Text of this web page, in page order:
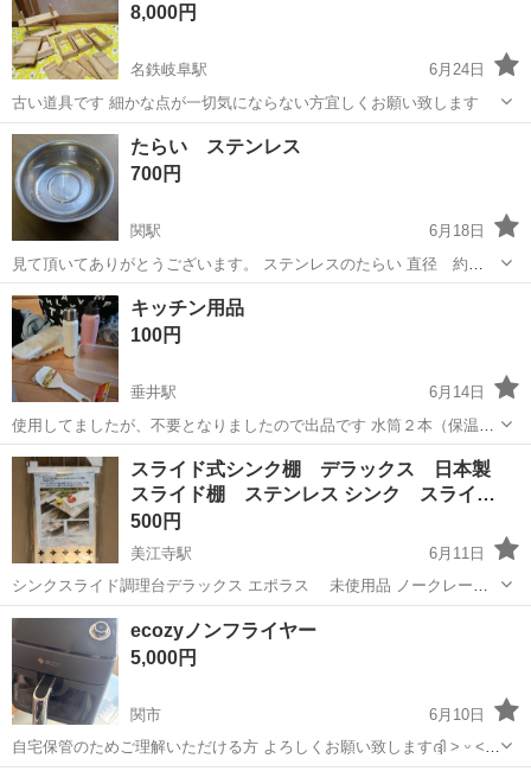
車製造に関わる諸作...8,000円
名鉄岐阜駅
6月24日
古い道具です 細かな点が一切気にならない方宜しくお願い致します
岐阜 岐阜市 名鉄岐阜駅
たらい ステンレス
700円
関駅
6月18日
見て頂いてありがとうございます。 ステンレスのたらい 直径 約
32cm 深さ 約11cm キズ、汚れあります。 細かいことを気になさら
ない方のみよろしくお願い致します。
岐阜 関市 調理器具
キッチン用品
100円
垂井駅
6月14日
使用してましたが、不要となりましたので出品です 水筒２本（保温で
きません） しゃもじ（未使用） 氷つくる製氷機2個
岐阜 不破郡 垂井駅 調理器具 用品
スライド式シンク棚 デラックス 日本製
スライド棚 ステンレス シンク スライ…
500円
美江寺駅
6月11日
シンクスライド調理台デラックス エポラス 未使用品 ノークレー
ム、ノーリターンで
岐阜 本巣市 調理器具
ecozyノンフライヤー
5,000円
関市
6月10日
自宅保管のためご理解いただける方 よろしくお願い致しますദ്ദി ˃ ᵕ ˂